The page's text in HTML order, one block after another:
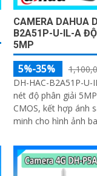
CAMERA DAHUA
B2A51P-U-IL-A
5MP
5%-35%
DH-HAC-B2A51P-U-
nét độ phân giải
CMOS, kết hợp ánh
minh cho hình ảnh
hợp mic...